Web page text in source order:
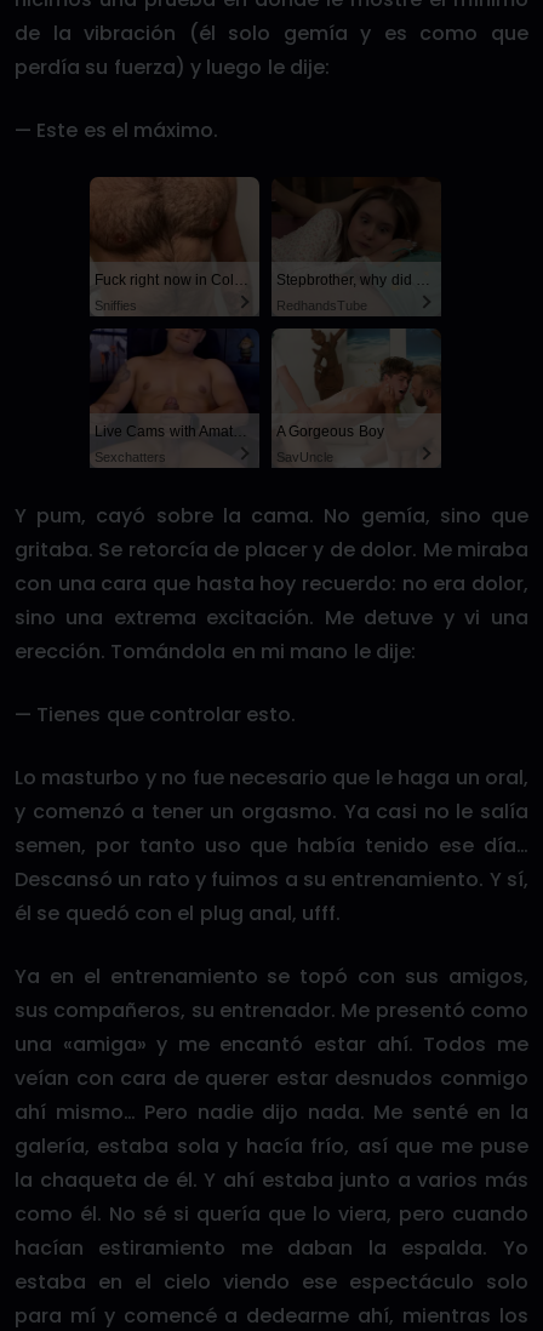
de la vibración (él solo gemía y es como que
perdía su fuerza) y luego le dije:
— Este es el máximo.
Fuck right now in Columbus
Sniffies
Stepbrother, why did you show me your dick? Now I want to fuck you with my wet pussy
RedhandsTube
Live Cams with Amateur Men
Sexchatters
A Gorgeous Boy
SayUncle
Y pum, cayó sobre la cama. No gemía, sino que
gritaba. Se retorcía de placer y de dolor. Me miraba
con una cara que hasta hoy recuerdo: no era dolor,
sino una extrema excitación. Me detuve y vi una
erección. Tomándola en mi mano le dije:
— Tienes que controlar esto.
Lo masturbo y no fue necesario que le haga un oral,
y comenzó a tener un orgasmo. Ya casi no le salía
semen, por tanto uso que había tenido ese día…
Descansó un rato y fuimos a su entrenamiento. Y sí,
él se quedó con el plug anal, ufff.
Ya en el entrenamiento se topó con sus amigos,
sus compañeros, su entrenador. Me presentó como
una «amiga» y me encantó estar ahí. Todos me
veían con cara de querer estar desnudos conmigo
ahí mismo… Pero nadie dijo nada. Me senté en la
galería, estaba sola y hacía frío, así que me puse
la chaqueta de él. Y ahí estaba junto a varios más
como él. No sé si quería que lo viera, pero cuando
hacían estiramiento me daban la espalda. Yo
estaba en el cielo viendo ese espectáculo solo
para mí y comencé a dedearme ahí, mientras los